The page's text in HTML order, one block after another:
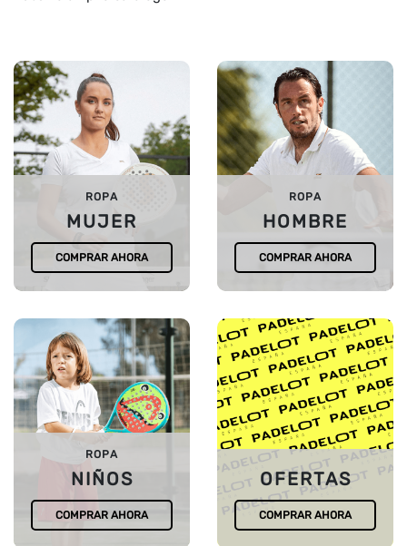
ROPA
MUJER
COMPRAR AHORA
ROPA
HOMBRE
COMPRAR AHORA
ROPA
NIÑOS
COMPRAR AHORA
OFERTAS
COMPRAR AHORA